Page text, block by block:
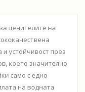
ценителите на
устойчивост през
което значително
само с едно
на водната